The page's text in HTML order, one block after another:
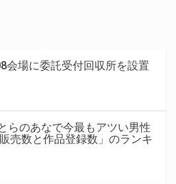
会場に委託受付回収所を設置
らのあなで今最もアツい男性
売数と作品登録数」のランキ